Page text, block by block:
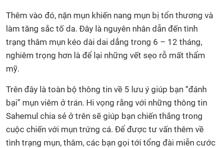
Thêm vào đó, nặn mụn khiến nang mụn bị tổn thương và
làm tăng sắc tố da. Đây là nguyên nhân dẫn đến tình
trạng thâm mụn kéo dài dai dẳng trong 6 – 12 tháng,
nghiêm trọng hơn là để lại những vết sẹo rỗ mất thẩm
mỹ.
Trên đây là toàn bộ thông tin về 5 lưu ý giúp bạn “đánh
bại” mụn viêm ở trán. Hi vọng rằng với những thông tin
Sahemul chia sẻ ở trên sẽ giúp bạn chiến thắng trong
cuộc chiến với mụn trứng cá. Để được tư vấn thêm về
tình trạng mụn, thâm, các bạn gọi tới tổng đài miễn cước